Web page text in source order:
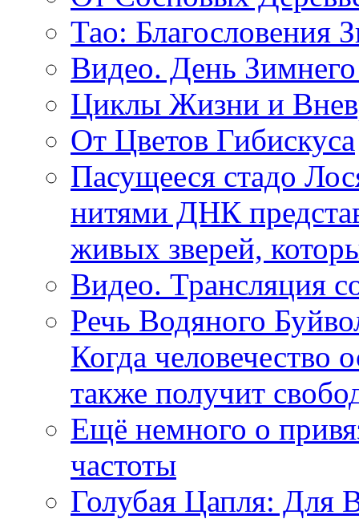
Тао: Благословения
Видео. День
Циклы Жизни и
От Цветов Гибискуса
Пасущееся стадо
нитями ДНК
живых зверей,
Видео. Трансляция
Речь Водяного
Когда человечество
также получит
Ещё немного о
частоты
Голубая Цапля: Для